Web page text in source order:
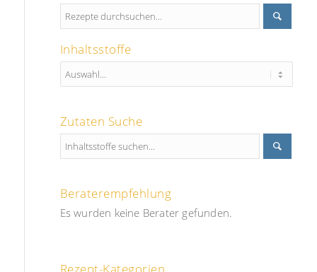
Inhaltsstoffe
Zutaten Suche
Beraterempfehlung
Es wurden keine Berater gefunden.
Rezept-Kategorien